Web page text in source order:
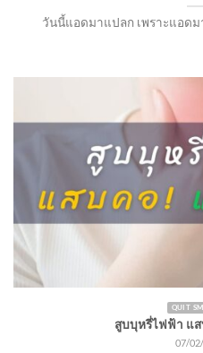
วันนี้แอดมาแปลก เพราะแอด
QUIT
สูบบุหรี่ไฟฟ้า แ
07/